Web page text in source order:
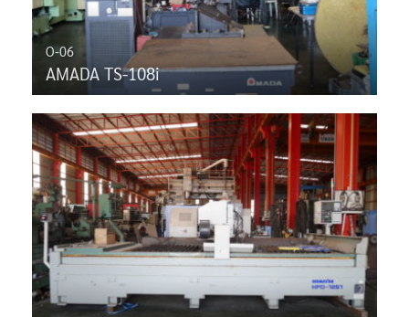
O-06
AMADA TS-108i